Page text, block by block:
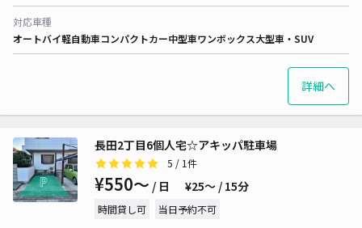
対応車種
オートバイ軽自動車コンパクトカー中型車ワンボックス大型車・SUV
詳細へ
長田2丁目6個人宅☆アキッパ駐車場
5 / 1件
¥550〜 / 日 ¥25〜 / 15分
時間貸し可 当日予約不可